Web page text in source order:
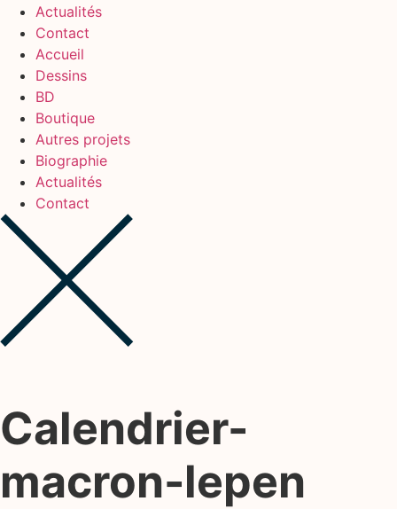
Actualités
Contact
Accueil
Dessins
BD
Boutique
Autres projets
Biographie
Actualités
Contact
Calendrier-
macron-lepen